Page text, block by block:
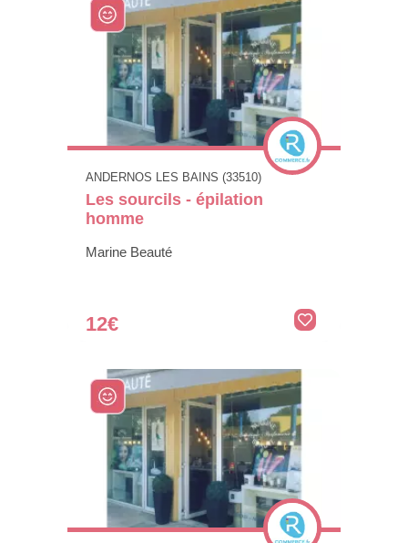
ANDERNOS LES BAINS (33510)
Les sourcils - épilation
homme
Marine Beauté
12€